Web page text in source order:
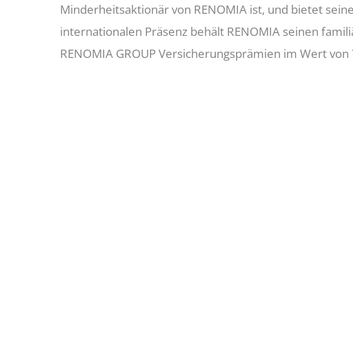
Minderheitsaktionär von RENOMIA ist, und bietet
internationalen Präsenz behält RENOMIA seinen
RENOMIA GROUP Versicherungsprämien im Wert